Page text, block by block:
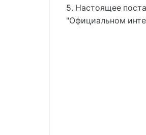
5. Настоящее
"Официальном